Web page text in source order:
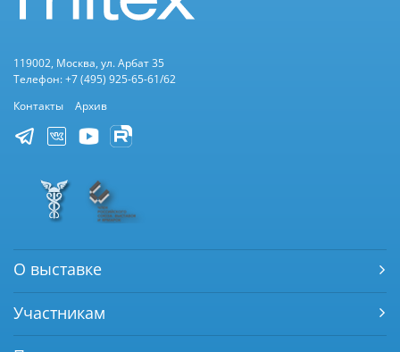
119002, Москва, ул. Арбат 35
Телефон: +7 (495) 925-65-61/62
Контакты
Архив
О выставке
Участникам